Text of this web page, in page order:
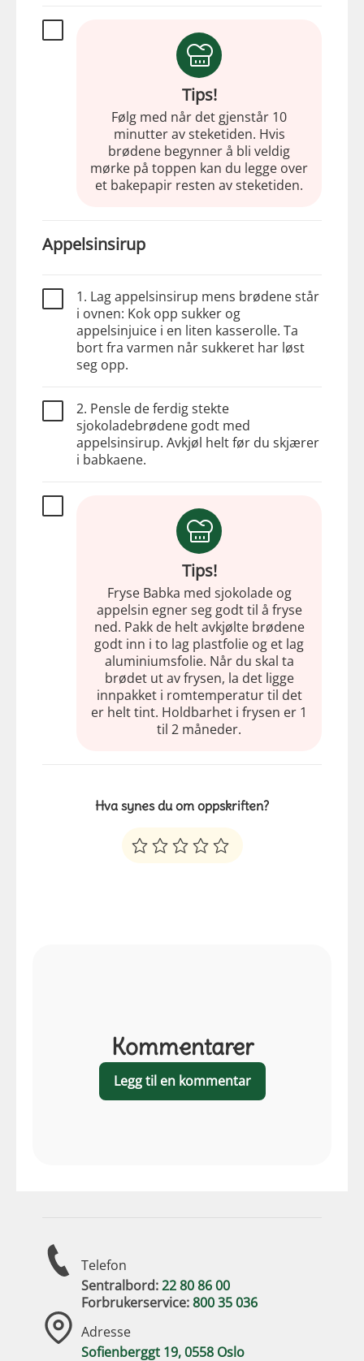
Tips!
Følg med når det gjenstår 10
minutter av steketiden. Hvis
brødene begynner å bli veldig
mørke på toppen kan du legge over
et bakepapir resten av steketiden.
Appelsinsirup
1. Lag appelsinsirup mens brødene står
i ovnen: Kok opp sukker og
appelsinjuice i en liten kasserolle. Ta
bort fra varmen når sukkeret har løst
seg opp.
2. Pensle de ferdig stekte
sjokoladebrødene godt med
appelsinsirup. Avkjøl helt før du skjærer
i babkaene.
Tips!
Fryse Babka med sjokolade og
appelsin egner seg godt til å fryse
ned. Pakk de helt avkjølte brødene
godt inn i to lag plastfolie og et lag
aluminiumsfolie. Når du skal ta
brødet ut av frysen, la det ligge
innpakket i romtemperatur til det
er helt tint. Holdbarhet i frysen er 1
til 2 måneder.
Hva synes du om oppskriften?
Kommentarer
Legg til en kommentar
Telefon
Sentralbord:22 80 86 00
Forbrukerservice:800 35 036
Adresse
Sofienberggt 19, 0558 Oslo